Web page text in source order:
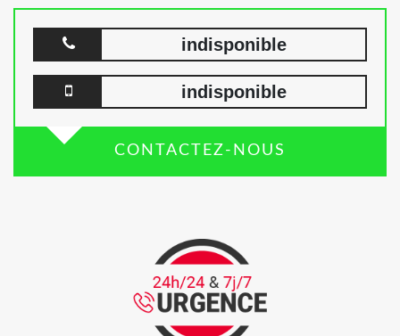
indisponible
indisponible
CONTACTEZ-NOUS